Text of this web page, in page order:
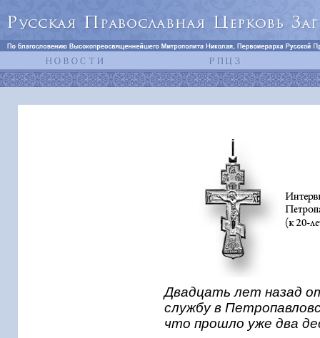
Двадцать лет назад
службу в
что прошло уже два